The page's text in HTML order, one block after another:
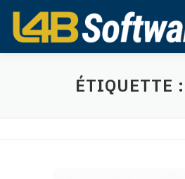
content
INDUSTRIES
ÉTIQUETTE :